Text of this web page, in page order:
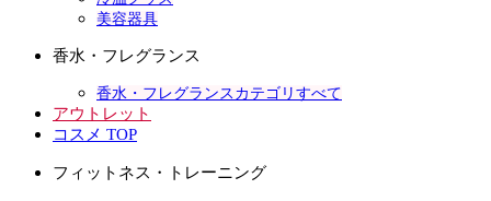
美容器具
香水・フレグランス
香水・フレグランスカテゴリすべて
アウトレット
コスメ TOP
フィットネス・トレーニング